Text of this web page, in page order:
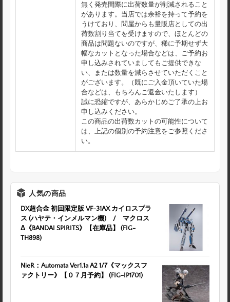
無く発売間際に出荷数量が削減されること
があります。当店では余裕を持って予約を
うけており、問屋からも量販店としての出
荷数割り当てを受けますので、ほとんどの
商品は問題ないのですが、稀に予期せず大
幅なカットとなった場合などは、ご予約お
申し込みされていましてもご提供できな
い、または数量を減らさせていただくこと
がございます。（既にご入金頂いていた場
合などは、もちろんご返金いたします）
誠に恐縮ですが、あらかじめご了承の上お
申し込みください。
この商品の出荷数カットの可能性について
は、上記の個別の予約注意をご参照くださ
い。
人気の商品
DX超合金 初回限定版 VF-31AX カイロスプラ
ス (ハヤテ・インメルマン機) / マクロス
Δ《BANDAI SPIRITS》【在庫品】 (FIG-
TH898)
NieR：Automata Ver1.1a A2 1/7《マックスフ
ァクトリー》【０７月予約】 (FIG-IP1701)